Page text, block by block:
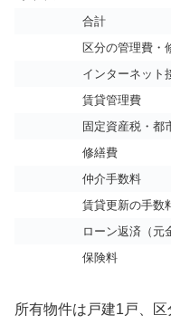
合計
区分の管理費・
インターネット
賃貸管理費
固定資産税・都
修繕費
仲介手数料
賃貸更新の手数
ローン返済（元
保険料
所有物件は戸建1戸、